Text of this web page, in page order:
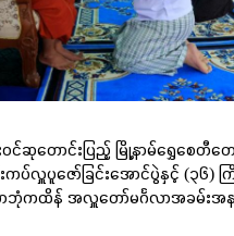
င်ဆုတောင်းပြည့် မြို့နာမ်ရွှေစေတီတ
ပ်လှူပူဇော်ခြင်းအောင်ပွဲနှင့် (၃၆) က
ာဘုံကထိန် အလှူတော်မင်္ဂလာအခမ်းအန